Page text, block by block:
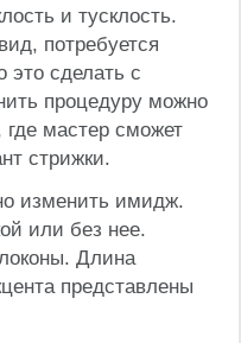
и тусклость.
потребуется
это сделать с
процедуру можно
мастер сможет
стрижки.
изменить имидж.
или без нее.
Длина
представлены